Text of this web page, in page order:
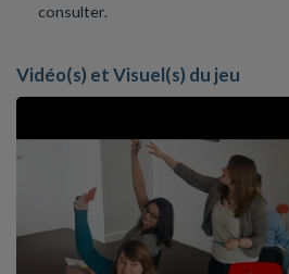
consulter.
Vidéo(s) et Visuel(s) du jeu